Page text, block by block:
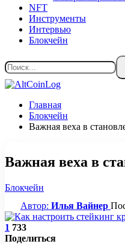
NFT
Инструменты
Интервью
Блокчейн
Главная
Блокчейн
Важная веха в
Важная веха в
Блокчейн
Автор: Илья Вайнер
1 733
Поделиться